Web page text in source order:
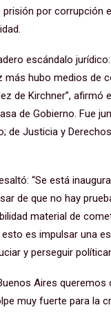
por corrupción
escándalo
más hubo medios
de Kirchner”,
de Gobierno. Fue
de Justicia y
“Se está
de que no hay
material de
es impulsar una
y perseguir
Aires
muy fuerte para la